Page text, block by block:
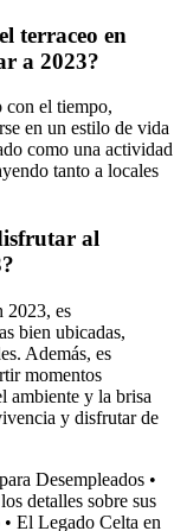
terraceo en
a 2023?
con el tiempo,
en un estilo de vida
como una actividad
tanto a locales
al
2023, es
bien ubicadas,
Además, es
momentos
ambiente y la brisa
y disfrutar de
Desempleados •
detalles sobre sus
• El Legado Celta en